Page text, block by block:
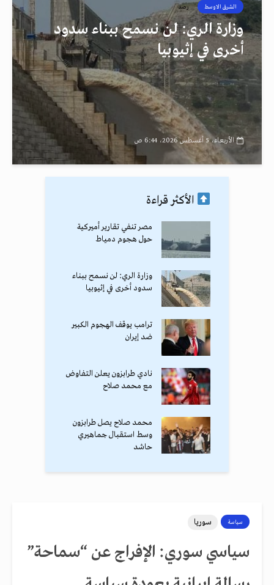
الشرق الاوسط رصد
وزارة الري: لن نسمح ببناء سدود
أخرى في إثيوبيا
الأربعاء، 5 أغسطس 2026، 6:44 ص
الأكثر قراءة
مصر تنفي تقارير أميركية
حول هجوم دمياط
وزارة الري: لن نسمح ببناء
سدود أخرى في إثيوبيا
ترامب يوقف الهجوم الكبير
ضد إيران
نادي طرابزون يعلن التفاوض
مع محمد صلاح
محمد صلاح يصل طرابزون
وسط استقبال جماهيري
حاشد
سياسة سوريا
سياسي سوري: الإفراج عن “سماحة”